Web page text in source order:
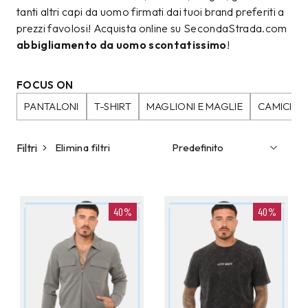
tanti altri capi da uomo firmati dai tuoi brand preferiti a
prezzi favolosi! Acquista online su SecondaStrada.com
abbigliamento da uomo scontatissimo!
FOCUS ON
PANTALONI
T-SHIRT MAGLIONI E MAGLIE CAMICIE
Filtri Elimina filtri
40% 40%